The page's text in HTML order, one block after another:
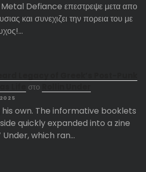
Defiance επεστρεψε μετα απο
και συνεχιζει την πορεια του με
στο
his own. The informative booklets
quickly expanded into a zine
Under, which ran…